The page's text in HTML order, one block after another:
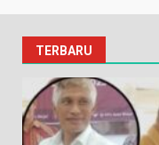
TERBARU